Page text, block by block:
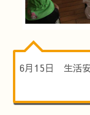
6月15日 生活